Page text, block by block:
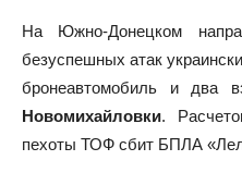
На Южно-Донецком
безуспешных атак
бронеавтомобиль и два
Новомихайловки.
пехоты ТОФ сбит БПЛА